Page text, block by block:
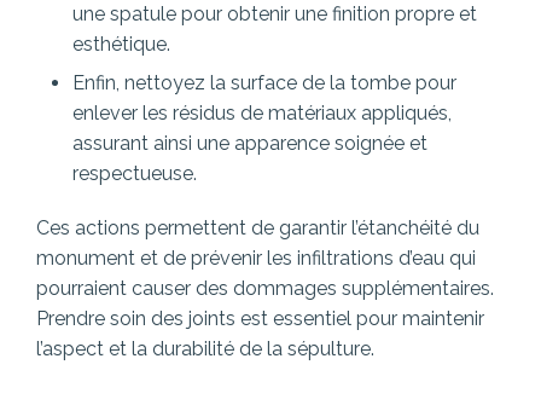
une spatule pour obtenir une finition propre et
esthétique.
Enfin, nettoyez la surface de la tombe pour
enlever les résidus de matériaux appliqués,
assurant ainsi une apparence soignée et
respectueuse.
Ces actions permettent de garantir l’étanchéité du
monument et de prévenir les infiltrations d’eau qui
pourraient causer des dommages supplémentaires.
Prendre soin des joints est essentiel pour maintenir
l’aspect et la durabilité de la sépulture.